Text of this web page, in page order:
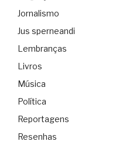
Jornalismo
Jus sperneandi
Lembranças
Livros
Música
Política
Reportagens
Resenhas